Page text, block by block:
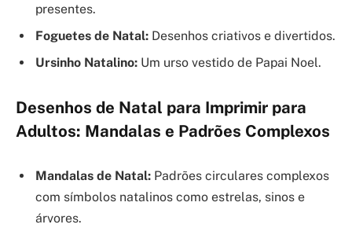
presentes.
Foguetes de Natal: Desenhos criativos e divertidos.
Ursinho Natalino: Um urso vestido de Papai Noel.
Desenhos de Natal para Imprimir para
Adultos: Mandalas e Padrões Complexos
Mandalas de Natal: Padrões circulares complexos
com símbolos natalinos como estrelas, sinos e
árvores.